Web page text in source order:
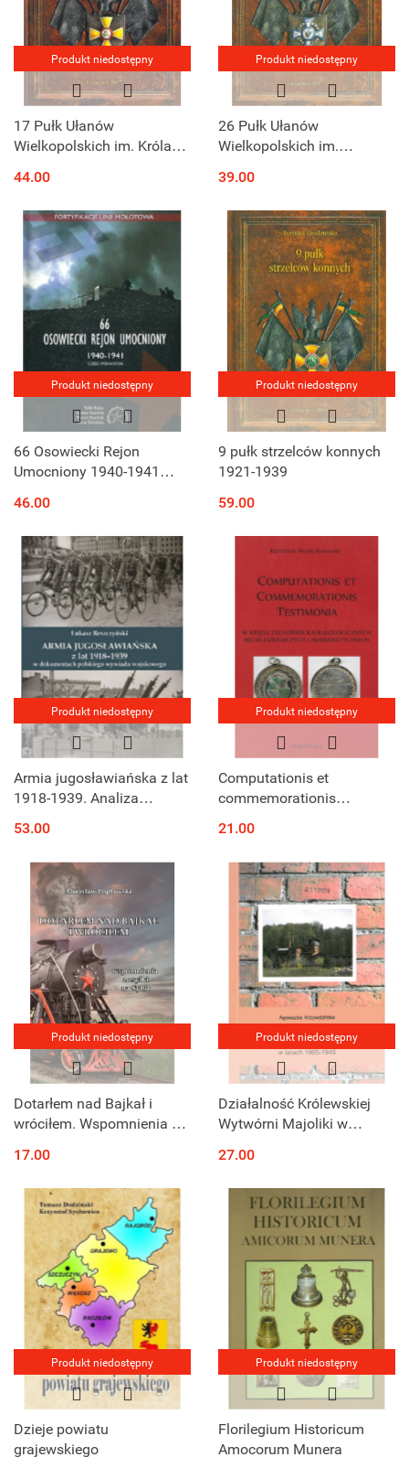
Produkt niedostępny
17 Pułk Ułanów
Wielkopolskich im. Króla
44.00
Produkt niedostępny
26 Pułk Ułanów
Wielkopolskich im.
Chodkiewicza
39.00
Produkt niedostępny
66 Osowiecki Rejon
Umocniony 1940-1941
46.00
Produkt niedostępny
9 pułk strzelców konnych
1921-1939
59.00
Produkt niedostępny
Armia jugosławiańska z lat
1918-1939. Analiza
Oddziału II Sztabu
Głównego Wojska
Polskiego ...
53.00
Produkt niedostępny
Computationis et
commemorationis
zagadnień
kalkulologicznych,
medaloznawczych i
numizmatycznych
21.00
Produkt niedostępny
Dotarłem nad Bajkał i
wróciłem. Wspomnienia z
17.00
Produkt niedostępny
Działalność Królewskiej
Wytwórni Majoliki w
1945
27.00
Produkt niedostępny
Dzieje powiatu
grajewskiego
Produkt niedostępny
Florilegium Historicum
Amocorum Munera